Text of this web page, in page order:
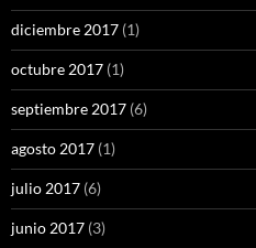
diciembre 2017 (1)
octubre 2017 (1)
septiembre 2017 (6)
agosto 2017 (1)
julio 2017 (6)
junio 2017 (3)